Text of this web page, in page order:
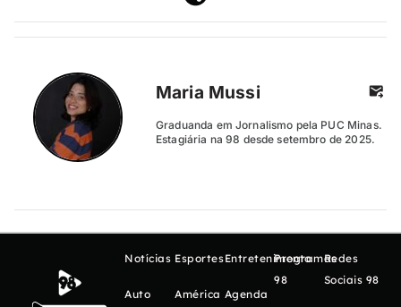
Maria Mussi
Graduanda em Jornalismo pela PUC Minas.
Estagiária na 98 desde setembro de 2025.
Notícias
Auto
Esportes
América
Entretenimento
Agenda
Programas
98
Redes
Sociais 98